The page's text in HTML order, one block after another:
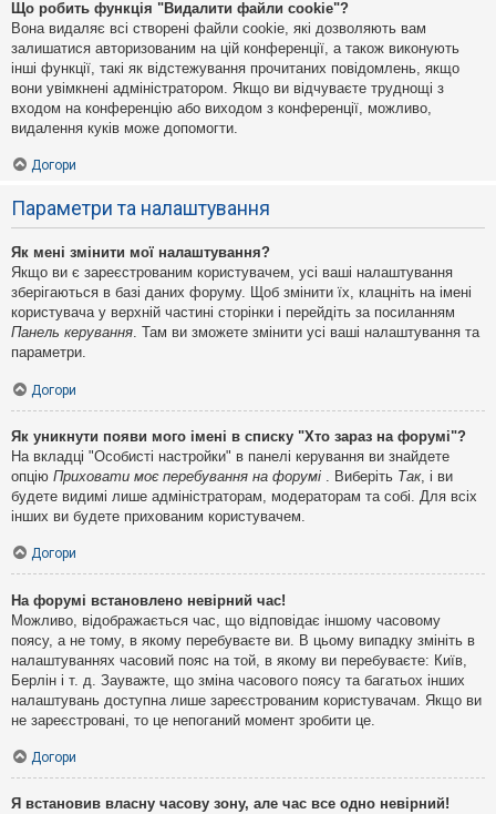
Що робить функція "Видалити файли cookie"?
Вона видаляє всі створені файли cookie, які дозволяють вам
залишатися авторизованим на цій конференції, а також виконують
інші функції, такі як відстежування прочитаних повідомлень, якщо
вони увімкнені адміністратором. Якщо ви відчуваєте труднощі з
входом на конференцію або виходом з конференції, можливо,
видалення куків може допомогти.
Догори
Параметри та налаштування
Як мені змінити мої налаштування?
Якщо ви є зареєстрованим користувачем, усі ваші налаштування
зберігаються в базі даних форуму. Щоб змінити їх, клацніть на імені
користувача у верхній частині сторінки і перейдіть за посиланням
Панель керування . Там ви зможете змінити усі ваші налаштування та
параметри.
Догори
Як уникнути появи мого імені в списку "Хто зараз на форумі"?
На вкладці "Особисті настройки" в панелі керування ви знайдете
опцію Приховати моє перебування на форумі . Виберіть Так, і ви
будете видимі лише адміністраторам, модераторам та собі. Для всіх
інших ви будете прихованим користувачем.
Догори
На форумі встановлено невірний час!
Можливо, відображається час, що відповідає іншому часовому
поясу, а не тому, в якому перебуваєте ви. В цьому випадку змініть в
налаштуваннях часовий пояс на той, в якому ви перебуваєте: Київ,
Берлін і т. д. Зауважте, що зміна часового поясу та багатьох інших
налаштувань доступна лише зареєстрованим користувачам. Якщо ви
не зареєстровані, то це непоганий момент зробити це.
Догори
Я встановив власну часову зону, але час все одно невірний!